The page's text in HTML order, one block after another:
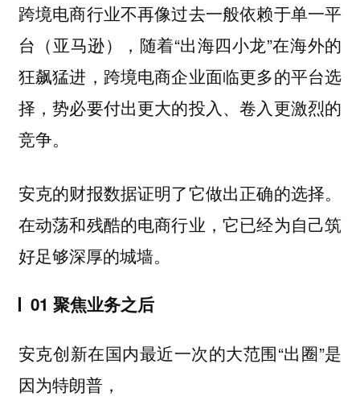
跨境电商行业不再像过去一般依赖于单一平
台（亚马逊），随着“出海四小龙”在海外的
狂飙猛进，跨境电商企业面临更多的平台选
择，势必要付出更大的投入、卷入更激烈的
竞争。
安克的财报数据证明了它做出正确的选择。
在动荡和残酷的电商行业，它已经为自己筑
好足够深厚的城墙。
01 聚焦业务之后
安克创新在国内最近一次的大范围“出圈”是
因为特朗普，